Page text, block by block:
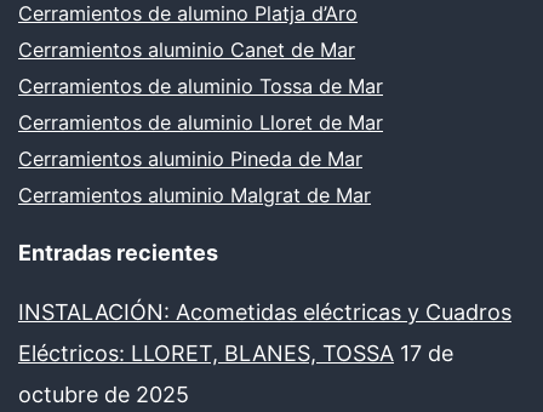
Cerramientos de alumino Platja d’Aro
Cerramientos aluminio Canet de Mar
Cerramientos de aluminio Tossa de Mar
Cerramientos de aluminio Lloret de Mar
Cerramientos aluminio Pineda de Mar
Cerramientos aluminio Malgrat de Mar
Entradas recientes
INSTALACIÓN: Acometidas eléctricas y Cuadros
Eléctricos: LLORET, BLANES, TOSSA 17 de
octubre de 2025